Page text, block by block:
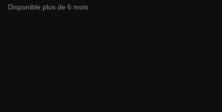
Disponible plus de 6 mois